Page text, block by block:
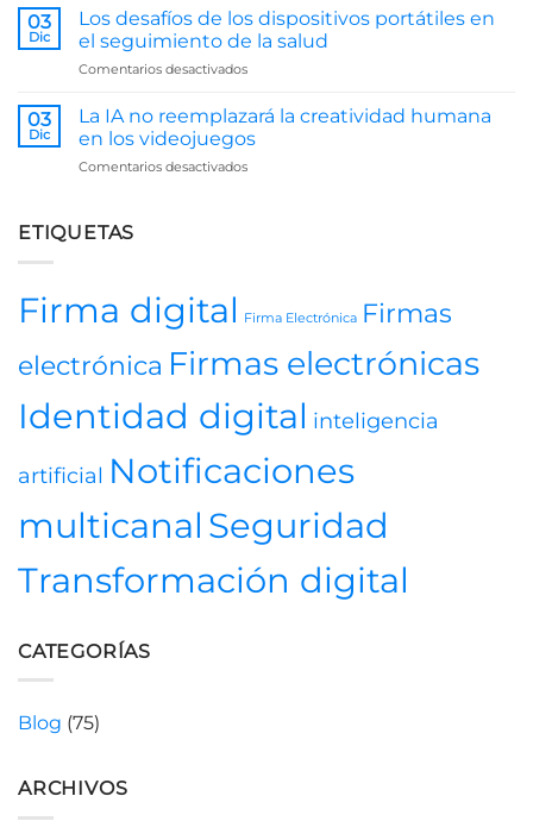
Impacto
de
la
Inteligencia
en
Recursos
03
Dic
Los desafíos de los dispositivos portátiles en
el seguimiento de la salud
Comentarios desactivadosen
desafíos
los
dispositivos
salud
03
Dic
La IA no reemplazará la creatividad humana
en los videojuegos
Comentarios desactivadosen
en
videojuegos
ETIQUETAS
Firma digital Firma Electrónica Firmas
electrónica Firmas electrónicas
Identidad digital inteligencia
artificial Notificaciones
multicanal Seguridad
Transformación digital
CATEGORÍAS
Blog (75)
ARCHIVOS